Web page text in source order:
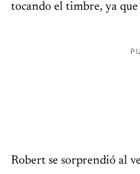
tocando el timbre, ya que
Robert se sorprendió al